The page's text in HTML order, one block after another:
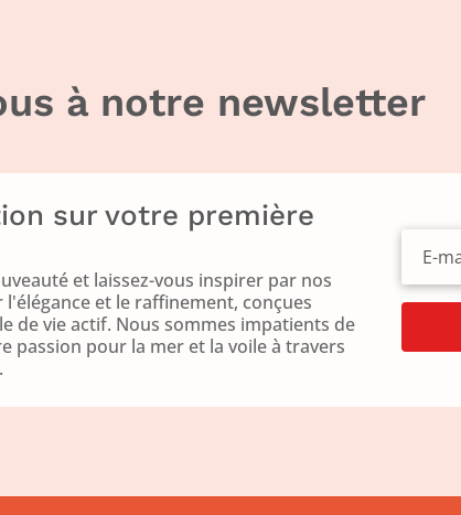
à notre newsletter
sur votre première
et laissez-vous inspirer par nos
et le raffinement, conçues
de vie actif. Nous sommes impatients de
passion pour la mer et la voile à travers